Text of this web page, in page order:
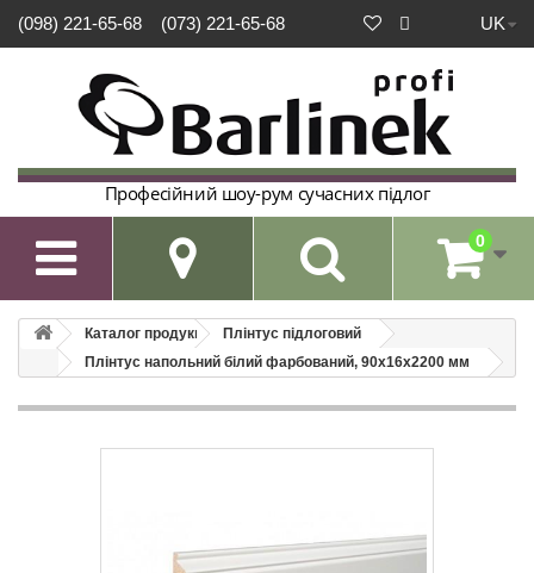
UK
(098) 221-65-68 (073) 221-65-68
Професійний шоу-рум сучасних підлог
 0
Каталог продукції
Плінтус підлоговий
Плінтус напольний білий фарбований, 90х16х2200 мм